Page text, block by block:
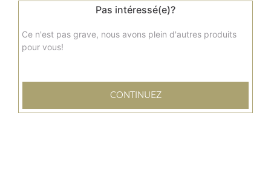
13.00€
Gambas au curry
17.50€
Pas intéressé(e)?
Ce n'est pas grave, nous avons plein d'autres produits
pour vous!
CONTINUEZ